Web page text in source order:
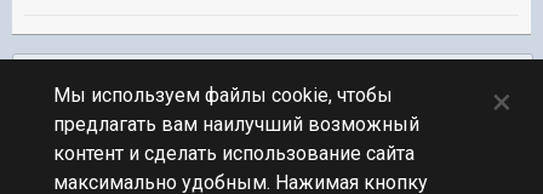
ПЕРЕЙТИ К СПИСКУ ТЕМ
Флудилка
Мы используем файлы cookie, чтобы
предлагать вам наилучший возможный
контент и сделать использование сайта
максимально удобным. Нажимая кнопку
×